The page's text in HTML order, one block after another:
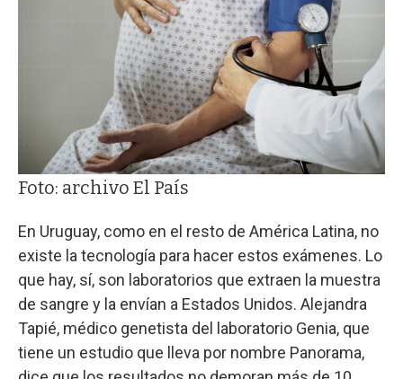
Foto: archivo El País
En Uruguay, como en el resto de América Latina, no
existe la tecnología para hacer estos exámenes. Lo
que hay, sí, son laboratorios que extraen la muestra
de sangre y la envían a Estados Unidos. Alejandra
Tapié, médico genetista del laboratorio Genia, que
tiene un estudio que lleva por nombre Panorama,